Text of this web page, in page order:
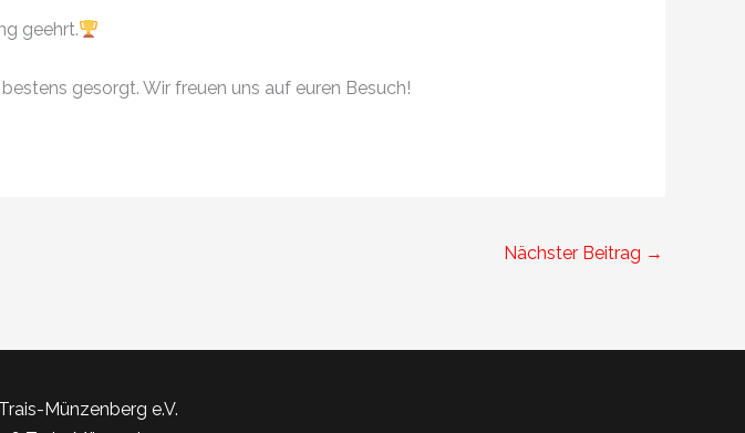
geehrt.
gesorgt. Wir freuen uns auf euren Besuch!
Nächster Beitrag →
Münzenberg e.V.